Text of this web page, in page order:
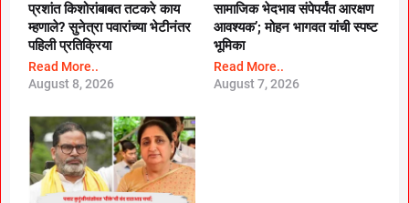
प्रशांत किशोरांबाबत तटकरे काय
म्हणाले? सुनेत्रा पवारांच्या भेटीनंतर
पहिली प्रतिक्रिया
Read More..
August 8, 2026
सामाजिक भेदभाव संपेपर्यंत आरक्षण
आवश्यक’; मोहन भागवत यांची स्पष्ट
भूमिका
Read More..
August 7, 2026